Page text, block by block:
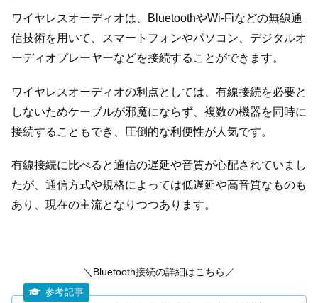
ワイヤレスオーディオは、BluetoothやWi-Fiなどの無線通
信技術を用いて、スマートフォンやパソコン、デジタルオ
ーディオプレーヤーなどを接続することができます。
ワイヤレスオーディオの利点としては、有線接続を必要と
しないためケーブルが邪魔にならず、複数の機器を同時に
接続することもでき、圧倒的な利便性が人気です。
有線接続に比べると通信の遅延や音質が心配されていまし
たが、通信方式や規格によっては低遅延や高音質なものも
あり、現在の主流となりつつあります。
＼Bluetooth接続の詳細はこちら／